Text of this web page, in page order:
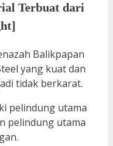
Terbuat dari
Balikpapan
yang kuat dan
tidak berkarat.
pelindung utama
pelindung utama